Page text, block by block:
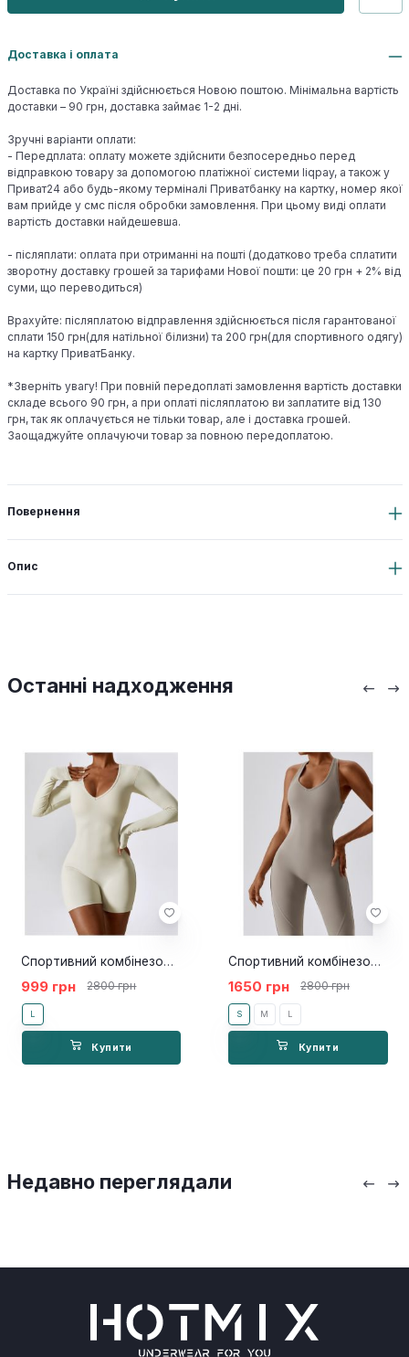
Доставка і оплата
Доставка по Україні здійснюється Новою поштою. Мінімальна вартість
доставки – 90 грн, доставка займає 1-2 дні.
Зручні варіанти оплати:
- Передплата: оплату можете здійснити безпосередньо перед
відправкою товару за допомогою платіжної системи liqpay, а також у
Приват24 або будь-якому терміналі Приватбанку на картку, номер якої
вам прийде у смс після обробки замовлення. При цьому виді оплати
вартість доставки найдешевша.
- післяплати: оплата при отриманні на пошті (додатково треба сплатити
зворотну доставку грошей за тарифами Нової пошти: це 20 грн + 2% від
суми, що переводиться)
Врахуйте: післяплатою відправлення здійснюється після гарантованої
сплати 150 грн(для натільної білизни) та 200 грн(для спортивного одягу)
на картку ПриватБанку.
*Зверніть увагу! При повній передоплаті замовлення вартість доставки
складе всього 90 грн, а при оплаті післяплатою ви заплатите від 130
грн, так як оплачується не тільки товар, але і доставка грошей.
Заощаджуйте оплачуючи товар за повною передоплатою.
Повернення
Опис
Останні надходження
Спортивний комбінезон Body Milk
999 грн 2800 грн
L
Купити
Спортивний комбінезон Neyma nude
1650 грн 2800 грн
S M L
Купити
Недавно переглядали